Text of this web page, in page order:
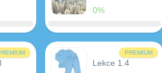
0%
PREMIUM
Lekce 1.4